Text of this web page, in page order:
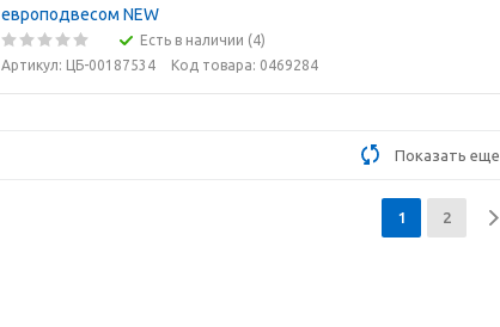
европодвесом NEW
Есть в наличии (4)
Артикул: ЦБ-00187534
Код товара: 0469284
Показать еще
1 2